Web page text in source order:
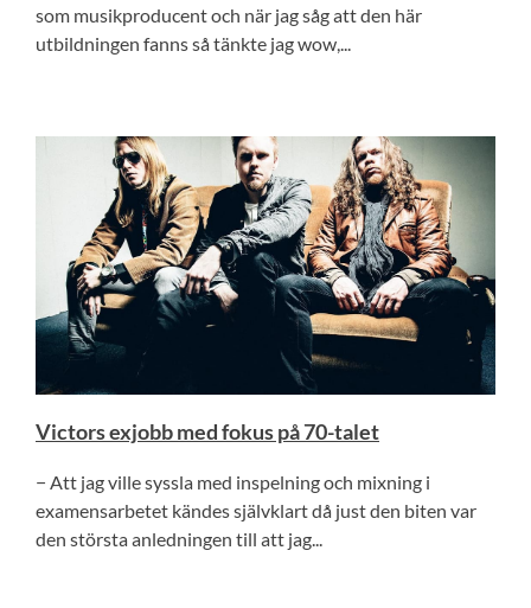
som musikproducent och när jag såg att den här
utbildningen fanns så tänkte jag wow,...
Victors exjobb med fokus på 70-talet
− Att jag ville syssla med inspelning och mixning i
examensarbetet kändes självklart då just den biten var
den största anledningen till att jag...